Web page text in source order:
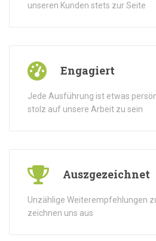
unseren Kunden stets zur Seite
Engagiert
Jede Ausführung ist etwas
stolz auf unsere Arbeit zu sein
Auszgezeichnet
Unzählige Weiterempfehlungen
zeichnen uns aus